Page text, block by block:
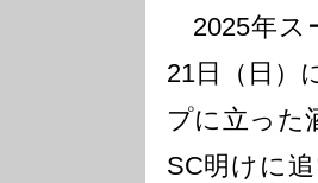
2025年ス
21日（日）
プに立った
SC明けに